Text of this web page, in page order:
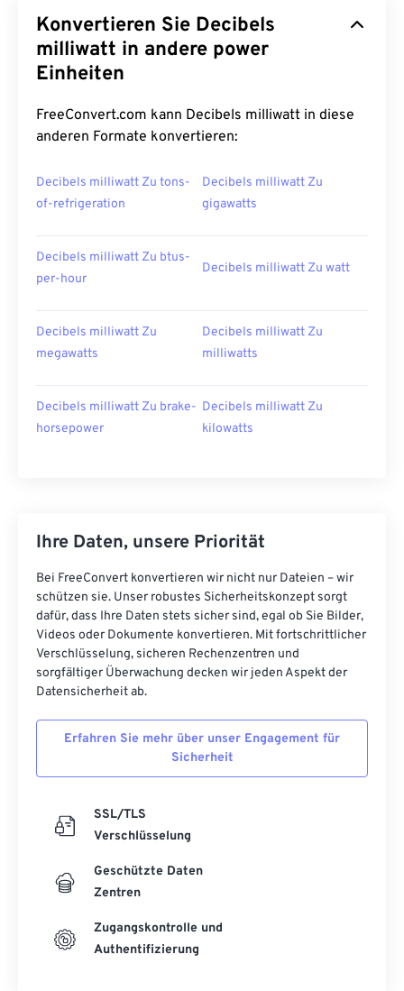
Konvertieren Sie Decibels
milliwatt in andere power
Einheiten
FreeConvert.com kann Decibels milliwatt in diese
anderen Formate konvertieren:
Decibels milliwatt Zu tons-
of-refrigeration
Decibels milliwatt Zu
gigawatts
Decibels milliwatt Zu btus-
per-hour
Decibels milliwatt Zu watt
Decibels milliwatt Zu
megawatts
Decibels milliwatt Zu
milliwatts
Decibels milliwatt Zu brake-
horsepower
Decibels milliwatt Zu
kilowatts
Ihre Daten, unsere Priorität
Bei FreeConvert konvertieren wir nicht nur Dateien – wir
schützen sie. Unser robustes Sicherheitskonzept sorgt
dafür, dass Ihre Daten stets sicher sind, egal ob Sie Bilder,
Videos oder Dokumente konvertieren. Mit fortschrittlicher
Verschlüsselung, sicheren Rechenzentren und
sorgfältiger Überwachung decken wir jeden Aspekt der
Datensicherheit ab.
Erfahren Sie mehr über unser Engagement für
Sicherheit
SSL/TLS
Verschlüsselung
Geschützte Daten
Zentren
Zugangskontrolle und
Authentifizierung